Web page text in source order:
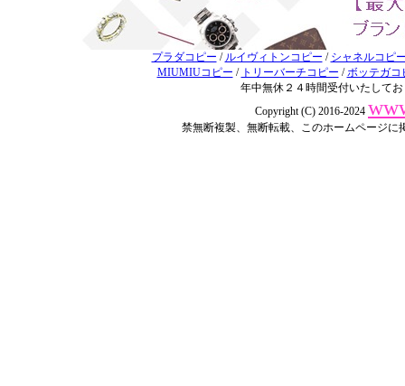
プラダコピー / ルイヴィトンコピー / シャネルコピ
MIUMIUコピー / トリーバーチコピー /ボッテガコ
年中無休２４時間受付いたして
Copyright (C) 2016-2024
禁無断複製、無断転載、このホームページ